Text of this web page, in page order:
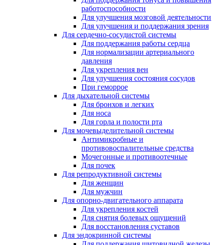
работоспособности
Для улучшения мозговой деятельности
Для улучшения и поддержания зрения
Для сердечно-сосудистой системы
Для поддержания работы сердца
Для нормализации артериального
давления
Для укрепления вен
Для улучшения состояния сосудов
При геморрое
Для дыхательной системы
Для бронхов и легких
Для носа
Для горла и полости рта
Для мочевыделительной системы
Антимикробные и
противовоспалительные средства
Мочегонные и противоотечные
Для почек
Для репродуктивной системы
Для женщин
Для мужчин
Для опорно-двигательного аппарата
Для укрепления костей
Для снятия болевых ощущений
Для восстановления суставов
Для эндокринной системы